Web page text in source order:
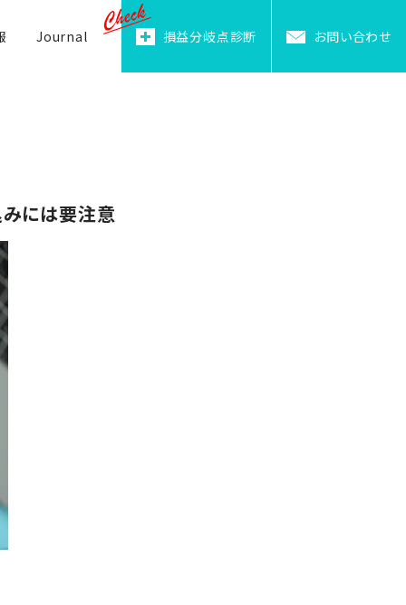
Journal 損益分岐点診断 お問い合わせ
みには要注意